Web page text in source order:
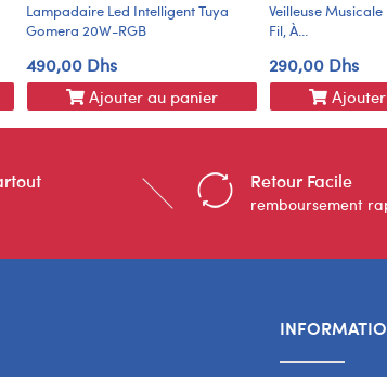
Lampadaire Led Intelligent Tuya
Gomera 20W-RGB
490,00 Dhs
Ajouter au panier
Veilleuse
Fil, À...
290,00 Dhs
Retour Facile
remboursement